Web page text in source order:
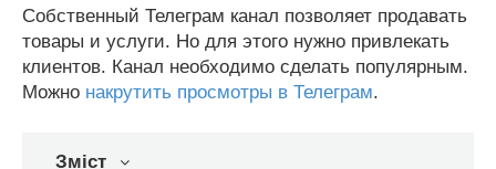
Собственный Телеграм канал позволяет продавать
товары и услуги. Но для этого нужно привлекать
клиентов. Канал необходимо сделать популярным.
Можно накрутить просмотры в Телеграм.
Зміст